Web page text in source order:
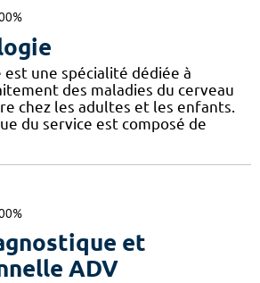
une spécialité dédiée à
des maladies du cerveau
chez les adultes et les enfants.
du service est composé de
et
ADV